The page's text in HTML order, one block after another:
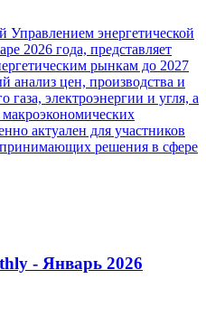
Управлением энергетической
2026 года, представляет
рынкам до 2027
анализ цен, производства и
электроэнергии и угля, а
актуален для участников
решения в сфере
- Январь 2026